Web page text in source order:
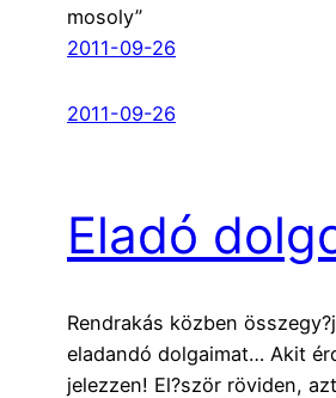
mosoly”
2011-09-26
2011-09-26
Eladó
Rendrakás közben
eladandó dolgaimat… Akit
jelezzen! El?ször röviden,